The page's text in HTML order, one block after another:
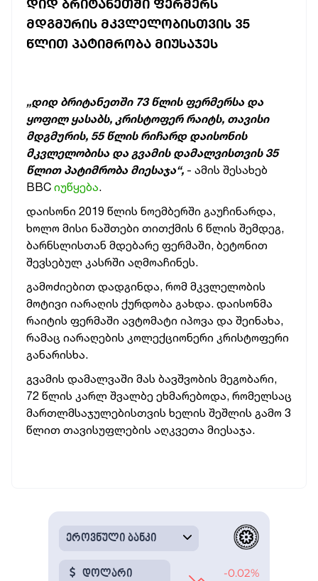
ᲓᲘᲓ ᲑᲠᲘᲢᲐᲜᲔᲗᲨᲘ ᲤᲔᲠᲛᲔᲠᲡ
ᲛᲓᲒᲛᲣᲠᲘᲡ ᲛᲙᲕᲚᲔᲚᲝᲑᲘᲡᲗᲕᲘᲡ 35
ᲬᲚᲘᲗ ᲞᲐᲢᲘᲛᲠᲝᲑᲐ ᲛᲘᲣᲡᲐᲯᲔᲡ
„დიდ ბრიტანეთში 73 წლის ფერმერსა და
ყოფილ ყასაბს, კრისტოფერ რაიტს, თავისი
მდგმურის, 55 წლის რიჩარდ დაისონის
მკვლელობისა და გვამის დამალვისთვის 35
წლით პატიმრობა მიესაჯა“, - ამის შესახებ
BBC იუწყება.
დაისონი 2019 წლის ნოემბერში გაუჩინარდა,
ხოლო მისი ნაშთები თითქმის 6 წლის შემდეგ,
ბარნსლისთან მდებარე ფერმაში, ბეტონით
შევსებულ კასრში აღმოაჩინეს.
გამოძიებით დადგინდა, რომ მკვლელობის
მოტივი იარაღის ქურდობა გახდა. დაისონმა
რაიტის ფერმაში ავტომატი იპოვა და შეინახა,
რამაც იარაღების კოლექციონერი კრისტოფერი
განარისხა.
გვამის დამალვაში მას ბავშვობის მეგობარი,
72 წლის კარლ შვალბე ეხმარებოდა, რომელსაც
მართლმსაჯულებისთვის ხელის შეშლის გამო 3
წლით თავისუფლების აღკვეთა მიესაჯა.